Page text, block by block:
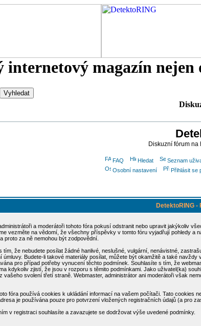
internetový magazín nejen
Diskuzní fórum na
FAQ Hledat Seznam
Osobní nastavení
Přihlásit se
DetektoRING
a moderátoři tohoto fóra pokusí odstranit nebo upravit jakýkoliv
vezměte na vědomí, že všechny příspěvky v tomto fóru vyjadřují pohledy a
proto za ně nemohou být zodpovědní.
tím, že nebudete posílat žádné hanlivé, neslušné, vulgární, nenávistné,
úmluvy. Budete-li takové materiály posílat, můžete být okamžitě a také
pro případ potřeby vynucení těchto podmínek. Souhlasíte s tím, že
kdykoliv zjistí, že jsou v rozporu s těmito podmínkami. Jako uživatel(ka)
vašeho svolení třetí straně. Webmaster, administrátor ani moderátoři však
fóra používá cookies k ukládání informací na vašem počítači. Tato cookies
je používána pouze pro potvrzení vložených registračních údajů (a pro
v registraci souhlasíte a zavazujete se dodržovat výše uvedené podmínky.